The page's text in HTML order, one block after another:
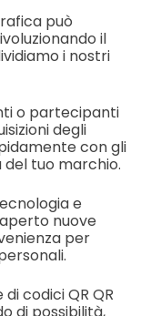
può
il
i nostri
o partecipanti
degli
con gli
tuo marchio.
e
nuove
per
codici QR QR
di possibilità,